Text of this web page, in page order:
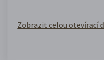
Zobrazit celou otevírací